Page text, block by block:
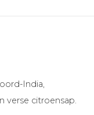
India,
verse citroensap.